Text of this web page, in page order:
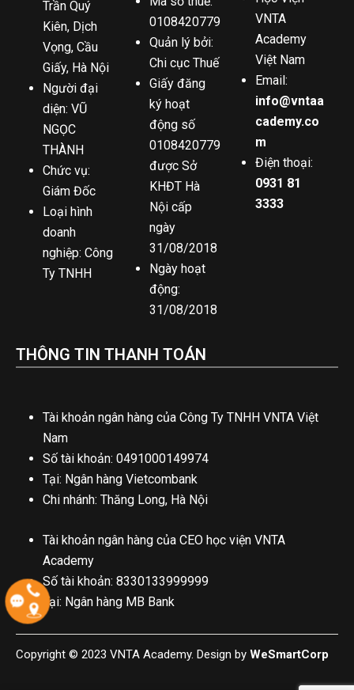
Trần Quý
Kiên, Dịch
Vọng, Cầu
Giấy, Hà Nội
Người đại
diện: VŨ
NGỌC
THÀNH
Chức vụ:
Giám Đốc
Loại hình
doanh
nghiệp: Công
Ty TNHH
0108420779
Quản lý bởi:
Chi cục Thuế
Giấy đăng
ký hoạt
động số
0108420779
được Sở
KHĐT Hà
Nội cấp
ngày
31/08/2018
Ngày hoạt
động:
31/08/2018
VNTA
Academy
Việt Nam
Email:
info@vntaa
cademy.co
m
Điện thoại:
0931 81
3333
THÔNG TIN THANH TOÁN
Tài khoản ngân hàng của Công Ty TNHH VNTA Việt
Nam
Số tài khoản: 0491000149974
Tại: Ngân hàng Vietcombank
Chi nhánh: Thăng Long, Hà Nội
Tài khoản ngân hàng của CEO học viện VNTA
Academy
Số tài khoản: 8330133999999
Tại: Ngân hàng MB Bank
Copyright © 2023 VNTA Academy. Design by WeSmartCorp